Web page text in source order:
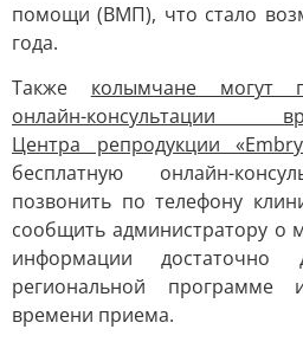
помощи (ВМП), что стало
года.
Также колымчане могут
онлайн-консультации
Центра репродукции
бесплатную онлайн-
позвонить по телефону
сообщить администратору о
информации достаточно
региональной программе
времени приема.